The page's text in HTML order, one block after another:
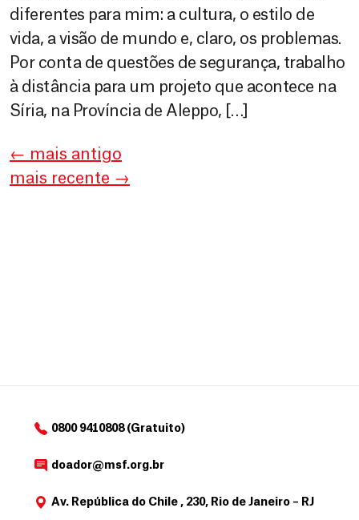
diferentes para mim: a cultura, o estilo de
vida, a visão de mundo e, claro, os problemas.
Por conta de questões de segurança, trabalho
à distância para um projeto que acontece na
Síria, na Província de Aleppo, […]
← mais antigo
mais recente →
0800 9410808 (Gratuito)
doador@msf.org.br
Av. República do Chile , 230, Rio de Janeiro – RJ